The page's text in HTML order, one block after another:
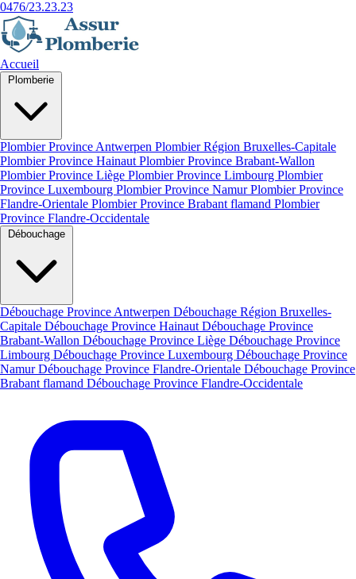
0476/23.23.23
Accueil
Plombier Province Antwerpen Plombier Région Bruxelles-Capitale
Plombier Province Hainaut Plombier Province Brabant-Wallon
Plombier Province Liège Plombier Province Limbourg Plombier
Province Luxembourg Plombier Province NamurPlombier Province
Flandre-Orientale Plombier Province Brabant flamand Plombier
Province Flandre-Occidentale
Débouchage Province Antwerpen Débouchage Région Bruxelles-
Capitale Débouchage Province Hainaut Débouchage Province
Brabant-Wallon Débouchage Province Liège Débouchage Province
Limbourg Débouchage Province Luxembourg Débouchage Province
NamurDébouchage Province Flandre-Orientale Débouchage Province
Brabant flamand Débouchage Province Flandre-Occidentale